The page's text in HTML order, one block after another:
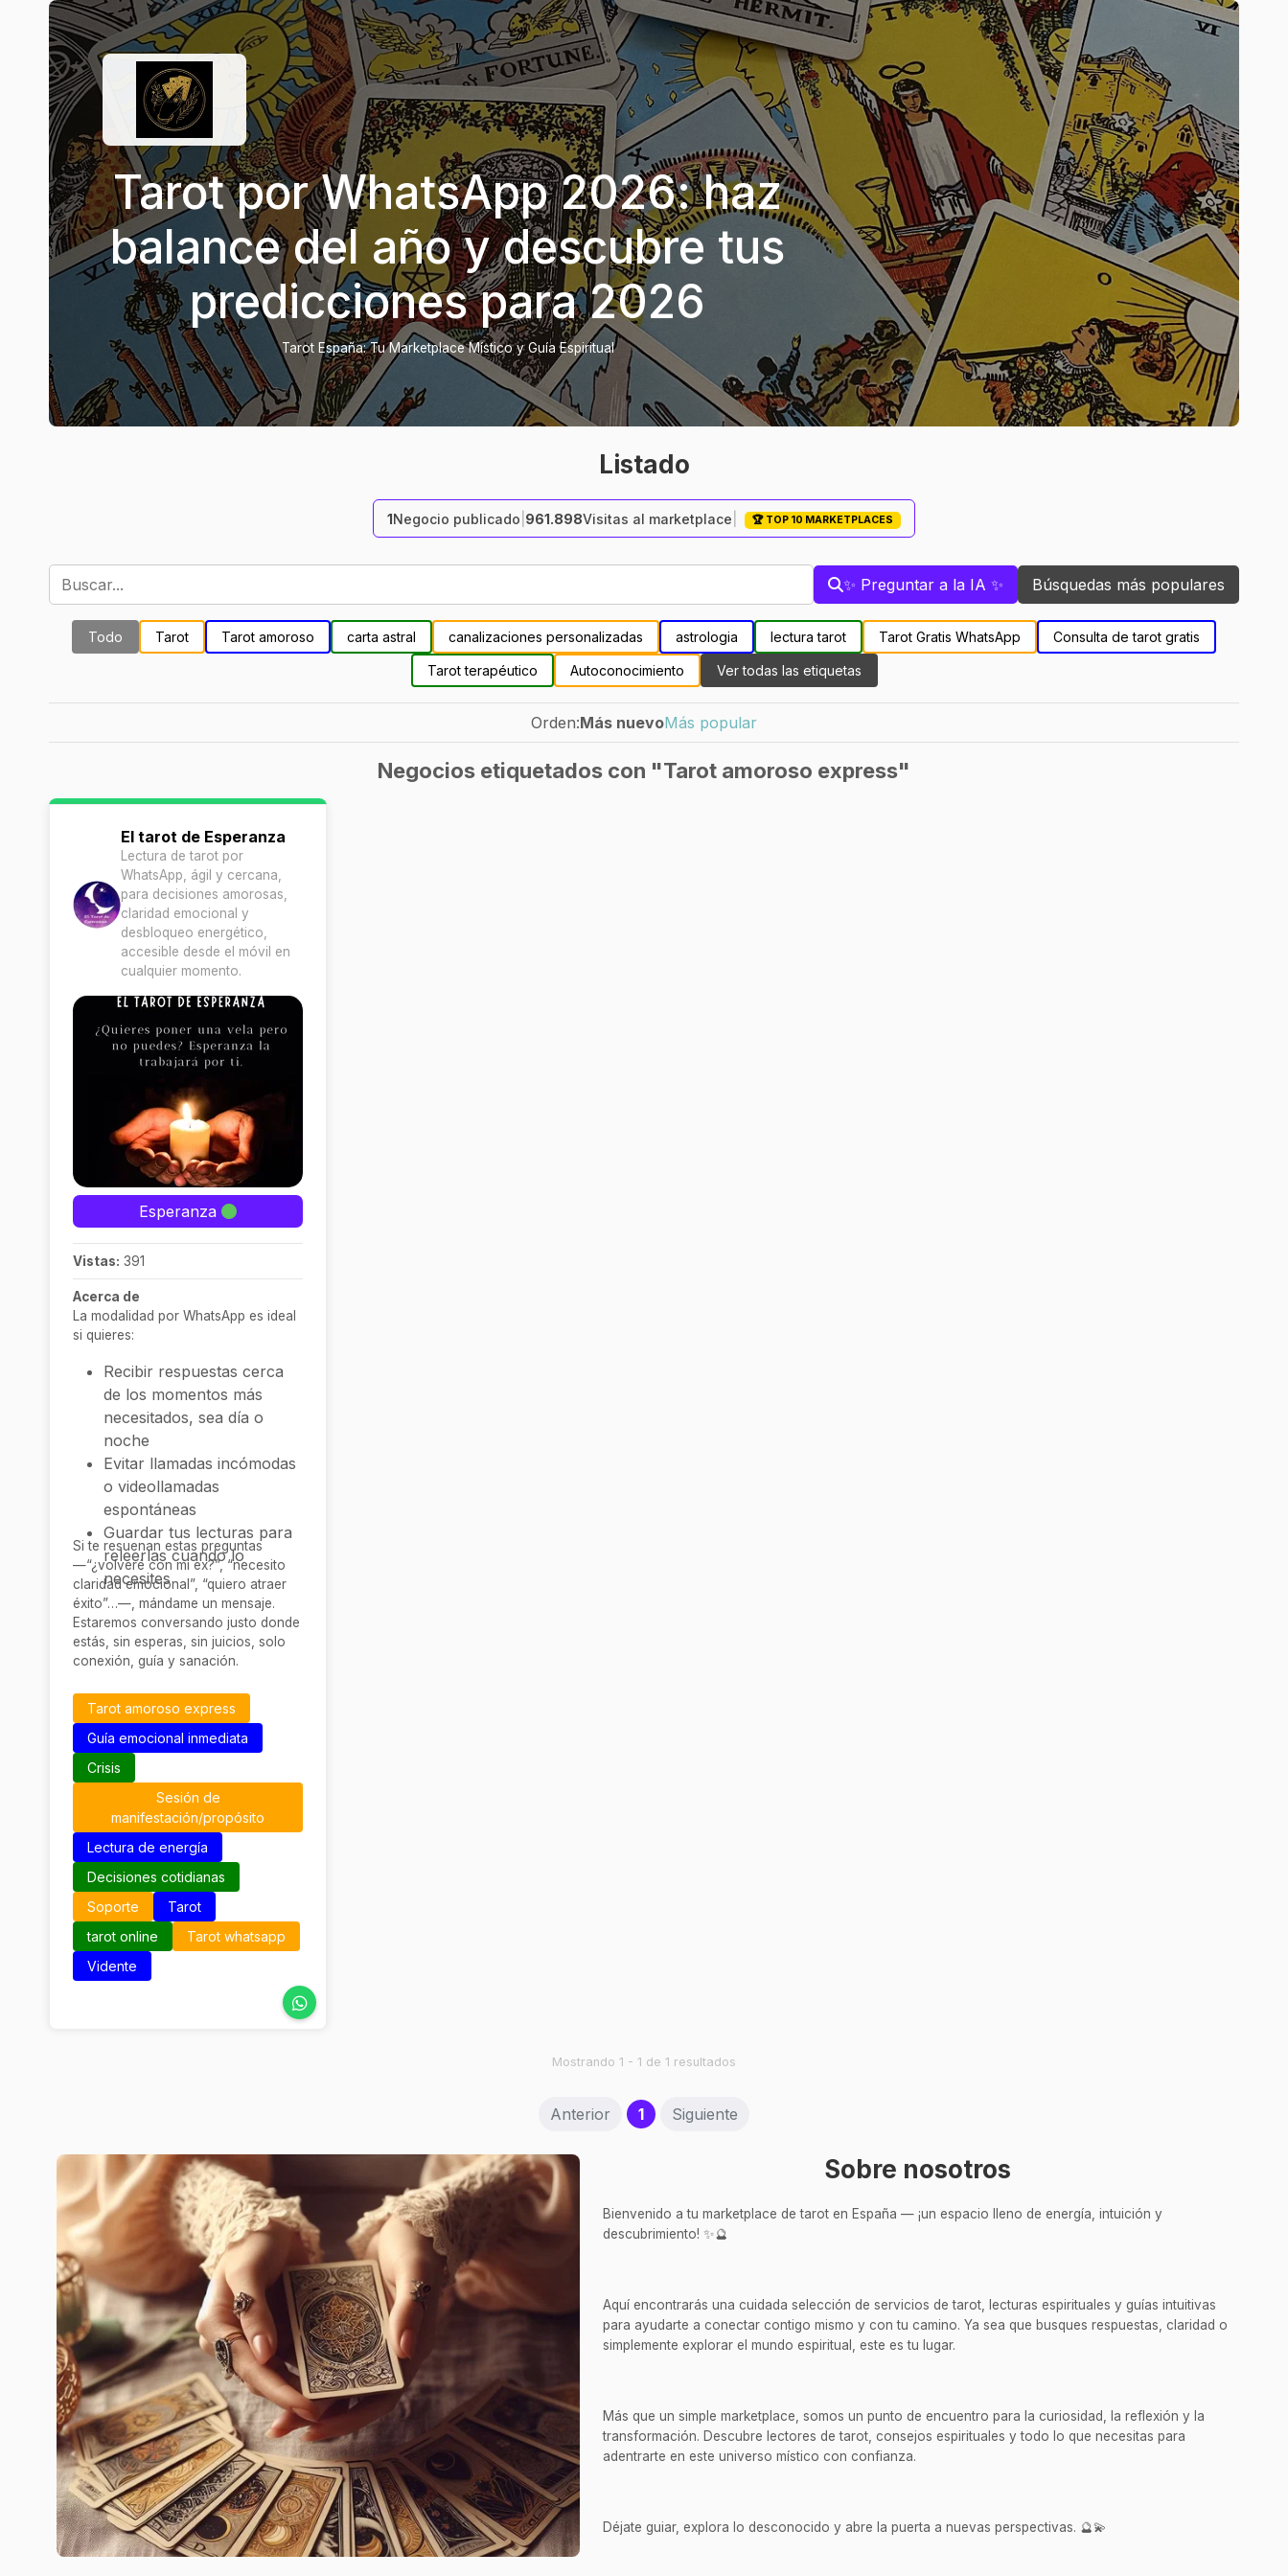
Tarot por WhatsApp 2026: haz
balance del año y descubre tus
predicciones para 2026
Tarot España: Tu Marketplace Místico y Guía Espiritual
Listado
1Negocio publicado 961.898Visitas al marketplace 🏆 TOP 10 MARKETPLACES
✨ Preguntar a la IA ✨ Búsquedas más populares
Todo Tarot Tarot amoroso carta astral canalizaciones personalizadas astrologia lectura tarot Tarot Gratis WhatsApp Consulta de tarot gratis
Tarot terapéutico Autoconocimiento Ver todas las etiquetas
Orden:Más nuevoMás popular
Negocios etiquetados con "Tarot amoroso express"
El tarot de Esperanza
Lectura de tarot por
WhatsApp, ágil y cercana,
para decisiones amorosas,
claridad emocional y
desbloqueo energético,
accesible desde el móvil en
cualquier momento.
Esperanza
Vistas: 391
Acerca de
La modalidad por WhatsApp es ideal
si quieres:
Recibir respuestas cerca
de los momentos más
necesitados, sea día o
noche
Evitar llamadas incómodas
o videollamadas
espontáneas
Guardar tus lecturas para
releerlas cuando lo
necesites
Si te resuenan estas preguntas
—“¿volveré con mi ex?”, “necesito
claridad emocional”, “quiero atraer
éxito”…—, mándame un mensaje.
Estaremos conversando justo donde
estás, sin esperas, sin juicios, solo
conexión, guía y sanación.
Tarot amoroso express
Guía emocional inmediata
Crisis
Sesión de
manifestación/propósito
Lectura de energía
Decisiones cotidianas
Soporte
Tarot
tarot online
Tarot whatsapp
Vidente
Mostrando 1 - 1 de 1 resultados
Anterior 1(current)
Siguiente
Sobre nosotros
Bienvenido a tu marketplace de tarot en España — ¡un espacio lleno de energía, intuición y
descubrimiento! ✨🔮
Aquí encontrarás una cuidada selección de servicios de tarot, lecturas espirituales y guías intuitivas
para ayudarte a conectar contigo mismo y con tu camino. Ya sea que busques respuestas, claridad o
simplemente explorar el mundo espiritual, este es tu lugar.
Más que un simple marketplace, somos un punto de encuentro para la curiosidad, la reflexión y la
transformación. Descubre lectores de tarot, consejos espirituales y todo lo que necesitas para
adentrarte en este universo místico con confianza.
Déjate guiar, explora lo desconocido y abre la puerta a nuevas perspectivas. 🔮💫